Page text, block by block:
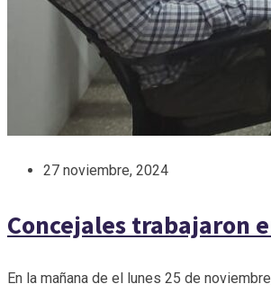
27 noviembre, 2024
Concejales trabajaron
En la mañana de el lunes 25 de